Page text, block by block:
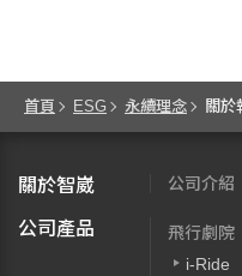
首頁 ESG 永續理念 關於
關於智崴 公司介紹
公司產品
飛行劇院
i-Ride